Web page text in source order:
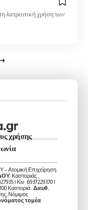
λατρευτική χρήση των
χρήσης
Ατομική Επιχείρηση
: Καστοριάς ,
| Κιν. 6937229370 |
Καστοριά . Διευθ.
Νόμιμος
τομέα